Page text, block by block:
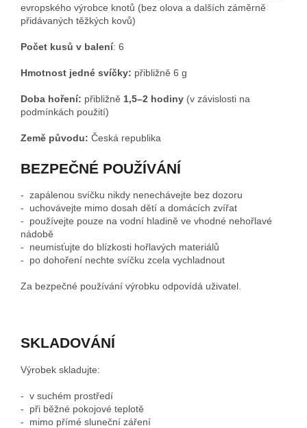
evropského výrobce knotů (bez olova a dalších záměrně
přidávaných těžkých kovů)
Počet kusů v balení: 6
Hmotnost jedné svíčky: přibližně 6 g
Doba hoření: přibližně 1,5–2 hodiny (v závislosti na
podmínkách použití)
Země původu: Česká republika
BEZPEČNÉ POUŽÍVÁNÍ
- zapálenou svíčku nikdy nenechávejte bez dozoru
- uchovávejte mimo dosah dětí a domácích zvířat
- používejte pouze na vodní hladině ve vhodné nehořlavé
nádobě
- neumisťujte do blízkosti hořlavých materiálů
- po dohoření nechte svíčku zcela vychladnout
Za bezpečné používání výrobku odpovídá uživatel.
SKLADOVÁNÍ
Výrobek skladujte:
- v suchém prostředí
- při běžné pokojové teplotě
- mimo přímé sluneční záření